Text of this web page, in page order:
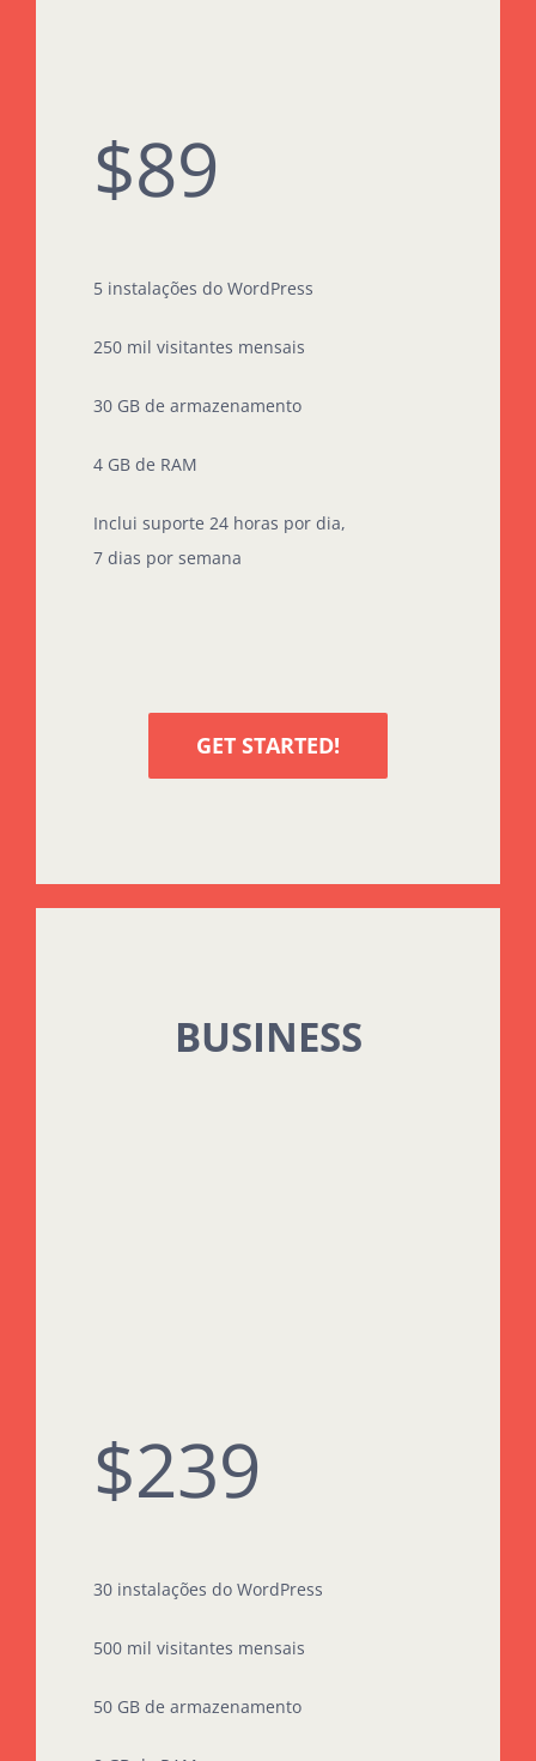
$89
5 instalações do WordPress
250 mil visitantes mensais
30 GB de armazenamento
4 GB de RAM
Inclui suporte 24 horas por dia,
7 dias por semana
GET STARTED!
BUSINESS
$239
30 instalações do WordPress
500 mil visitantes mensais
50 GB de armazenamento